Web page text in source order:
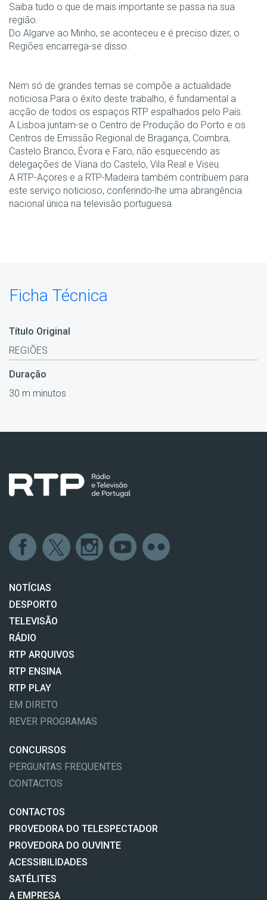
Saiba tudo o que de mais importante se passa na sua
região.
Do Algarve ao Minho, se aconteceu e é preciso dizer, o
Regiões encarrega-se disso.
Nem só de grandes temas se compõe a actualidade
noticiosa.Para o êxito deste trabalho, é fundamental a
acção de todos os espaços RTP espalhados pelo País.
A Lisboa juntam-se o Centro de Produção do Porto e os
Centros de Emissão Regional de Bragança, Coimbra,
Castelo Branco, Évora e Faro, não esquecendo as
delegações de Viana do Castelo, Vila Real e Viseu.
A RTP-Açores e a RTP-Madeira também contribuem para
este serviço noticioso, conferindo-lhe uma abrangência
nacional única na televisão portuguesa.
Ficha Técnica
Título Original
REGIÕES
Duração
30 m minutos
NOTÍCIAS
DESPORTO
TELEVISÃO
RÁDIO
RTP ARQUIVOS
RTP ENSINA
RTP PLAY
EM DIRETO
REVER PROGRAMAS
CONCURSOS
PERGUNTAS FREQUENTES
CONTACTOS
CONTACTOS
PROVEDORA DO TELESPECTADOR
PROVEDORA DO OUVINTE
ACESSIBILIDADES
SATÉLITES
A EMPRESA